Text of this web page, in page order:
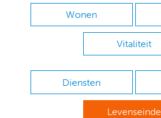
Wonen
Vitaliteit
Diensten
Levenseinde